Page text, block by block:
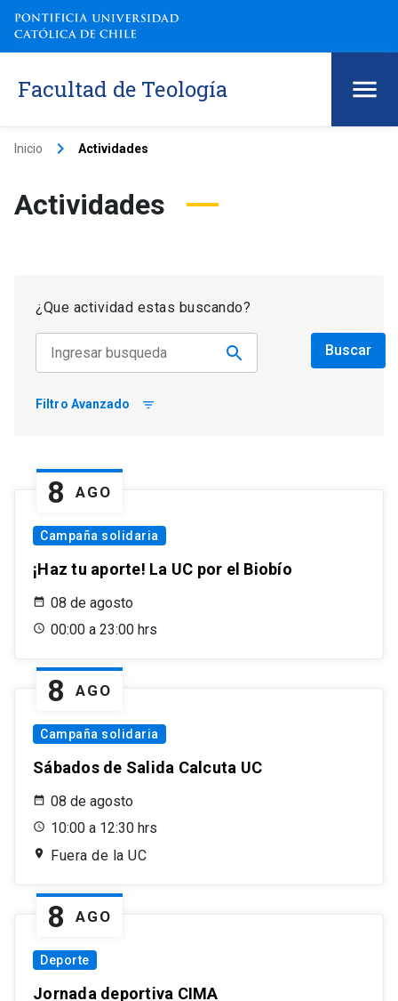
Facultad de Teología
Inicio keyboard_arrow_right Actividades
Actividades
¿Que actividad estas buscando?
Buscar
Filtro Avanzado filter_list
Campaña solidaria
¡Haz tu aporte! La UC por el Biobío
8 AGO
08 de agosto
00:00 a 23:00 hrs
Campaña solidaria
Sábados de Salida Calcuta UC
8 AGO
08 de agosto
10:00 a 12:30 hrs
Fuera de la UC
Deporte
Jornada deportiva CIMA
8 AGO